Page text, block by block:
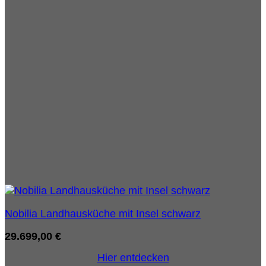
Nobilia Landhausküche mit Insel schwarz
29.699,00 €
Hier entdecken